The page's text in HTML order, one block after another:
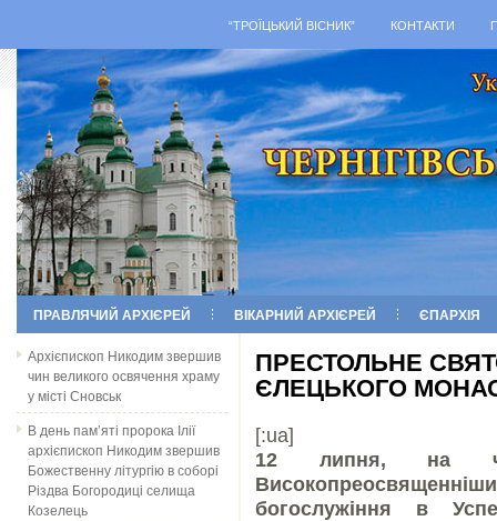
“ТРОЇЦЬКИЙ ВІСНИК” КОНТАКТИ
ПРАВЛЯЧИЙ АРХІЄРЕЙ ВІКАРНИЙ АРХІЄРЕЙ ЄПАРХІЯ
Архієпископ Никодим звершив
чин великого освячення храму
у місті Сновськ
В день пам’яті пророка Ілії
архієпископ Никодим звершив
Божественну літургію в соборі
Різдва Богородиці селища
Козелець
ПРЕСТОЛЬНЕ
ЄЛЕЦЬКОГО
[:ua]
12 липня, на
богослужіння в